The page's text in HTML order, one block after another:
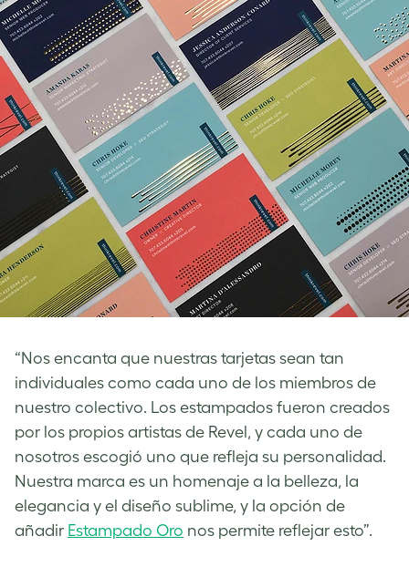
“Nos encanta que nuestras tarjetas sean tan
individuales como cada uno de los miembros de
nuestro colectivo. Los estampados fueron creados
por los propios artistas de Revel, y cada uno de
nosotros escogió uno que refleja su personalidad.
Nuestra marca es un homenaje a la belleza, la
elegancia y el diseño sublime, y la opción de
añadir Estampado Oro nos permite reflejar esto”.